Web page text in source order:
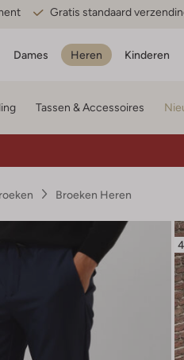
Gratis standaard
Dames Heren Kinderen
Tassen & Accessoires
Broeken Heren